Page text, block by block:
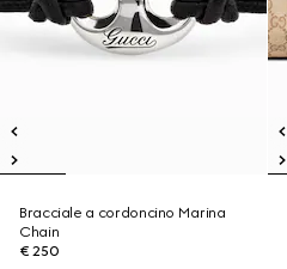
Bracciale a cordoncino Marina
Chain
€ 250